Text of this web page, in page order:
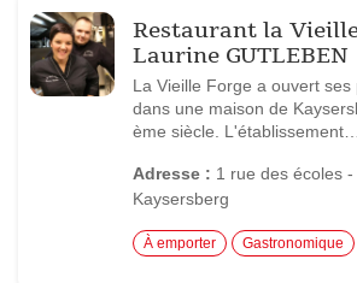
Restaurant la
Laurine GUTLEBEN
La Vieille Forge a ouvert ses
dans une maison de
ème siècle. L'établissement…
Adresse : 1 rue des écoles
Kaysersberg
À emporter Gastronomique